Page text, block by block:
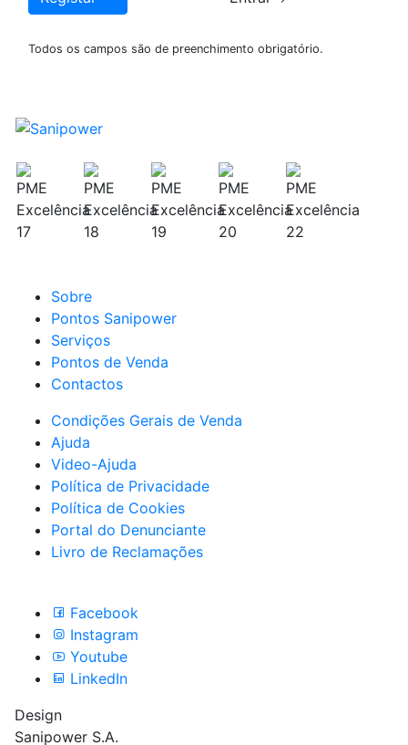
Todos os campos são de preenchimento obrigatório.
Sobre
Pontos Sanipower
Serviços
Pontos de Venda
Contactos
Condições Gerais de Venda
Ajuda
Video-Ajuda
Política de Privacidade
Política de Cookies
Portal do Denunciante
Livro de Reclamações
Facebook
Instagram
Youtube
LinkedIn
Design
Sanipower S.A.